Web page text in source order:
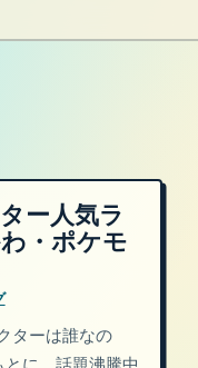
ー人気ラ
・ポケモ
ターは誰なの